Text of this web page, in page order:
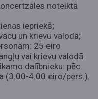
noteiktā
iepriekš;
un krievu valodā;
25 eiro
vai krievu valodā.
dalībnieku: pēc
(3.00-4.00 eiro/pers.).